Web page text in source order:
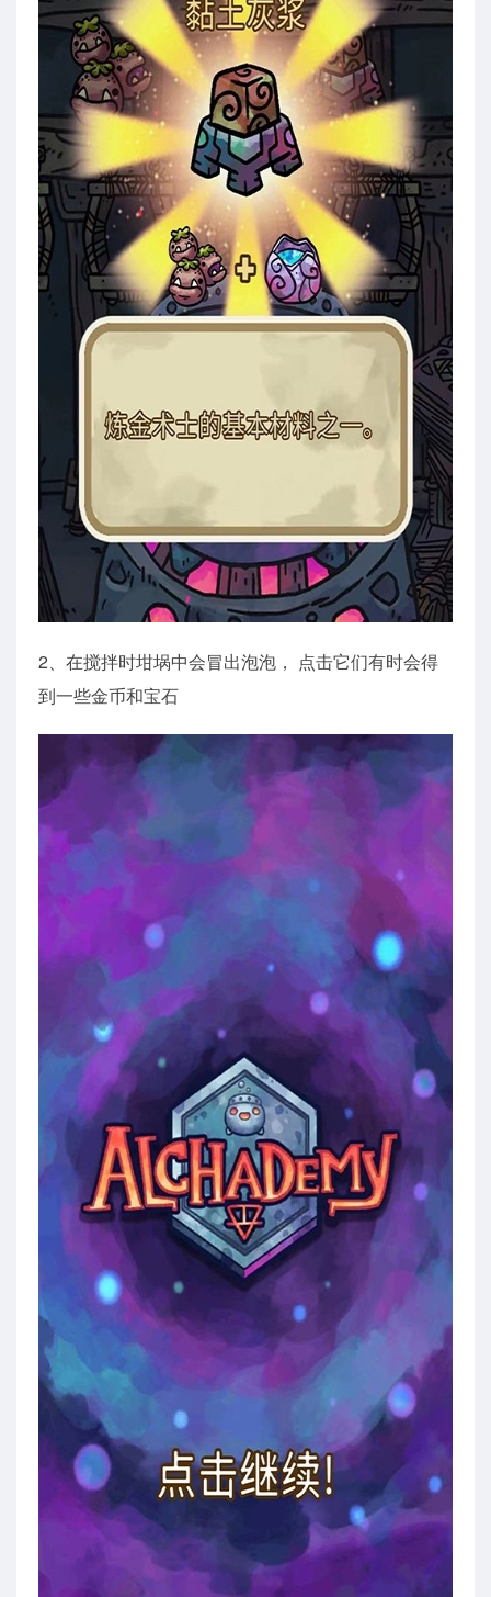
2、在搅拌时坩埚中会冒出泡泡， 点击它们有时会得
到一些金币和宝石